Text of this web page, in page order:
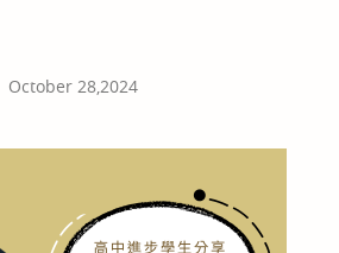
October 28,2024